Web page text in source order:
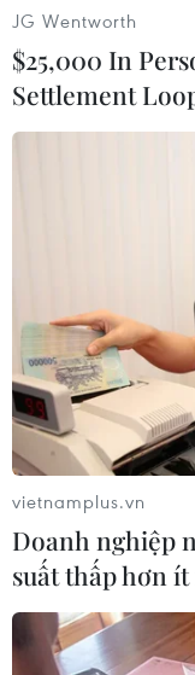
Một số nước châu
nắng nóng kỷ lục
tăng cường với
JG Wentworth
$25,000 In
Settlement
vietnamplus.vn
Doanh nghiệp
suất thấp hơn ít